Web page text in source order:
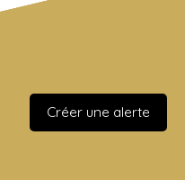
Créer une alerte